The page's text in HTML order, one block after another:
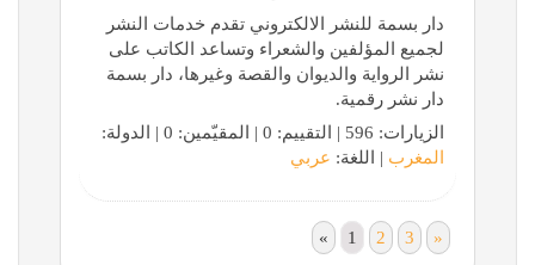
دار بسمة للنشر الالكتروني تقدم خدمات النشر
لجميع المؤلفين والشعراء وتساعد الكاتب على
نشر الرواية والديوان والقصة وغيرها، دار بسمة
دار نشر رقمية.
الزيارات: 596 | التقييم: 0 | المقيّمين: 0 | الدولة:
المغرب | اللغة: عربي
« 1 2 3 »